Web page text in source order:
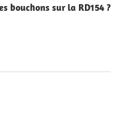
bouchons sur la RD154 ?